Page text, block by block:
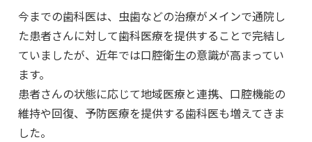
今までの歯科医は、虫歯などの治療がメインで通院し
た患者さんに対して歯科医療を提供することで完結し
ていましたが、近年では口腔衛生の意識が高まってい
ます。
患者さんの状態に応じて地域医療と連携、口腔機能の
維持や回復、予防医療を提供する歯科医も増えてきま
した。